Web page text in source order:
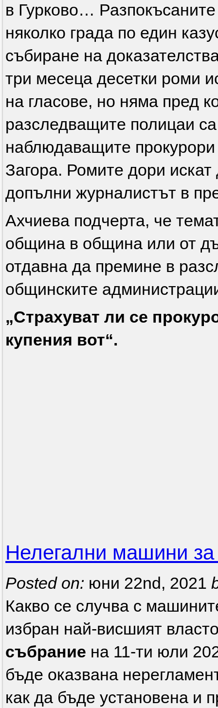
в Гурково…
няколко града по един
събиране на
три месеца десетки роми
на гласове, но няма пред
разследващите полицаи
наблюдаващите
Загора. Ромите дори
допълни журналистът в
Ахчиева подчерта, че
община в община или от
отдавна да премине в
общинските
„Страхуват ли се
купения вот“.
Нелегални машини
Posted on: юни 22nd, 2021
Какво се случва с
избран най-висшият
събрание на 11-ти юли
бъде оказвана
как да бъде установена и